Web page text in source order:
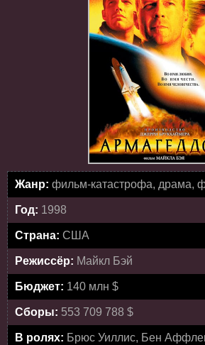
Жанр: фильм-катастрофа, драма,
Год: 1998
Страна: США
Режиссёр: Майкл Бэй
Бюджет: 140 млн $
Сборы: 553 709 788 $
В ролях: Брюс Уиллис, Бен